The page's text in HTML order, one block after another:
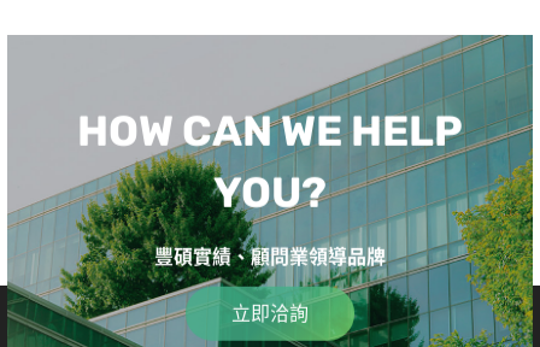
HOW CAN WE HELP
YOU?
豐碩實績、顧問業領導品牌
立即洽詢